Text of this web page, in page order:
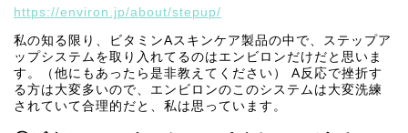
https://environ.jp/about/stepup/
私の知る限り、ビタミンAスキンケア製品の中で、ステップア
ップシステムを取り入れてるのはエンビロンだけだと思いま
す。（他にもあったら是非教えてください） A反応で挫折す
る方は大変多いので、エンビロンのこのシステムは大変洗練
されていて合理的だと、私は思っています。